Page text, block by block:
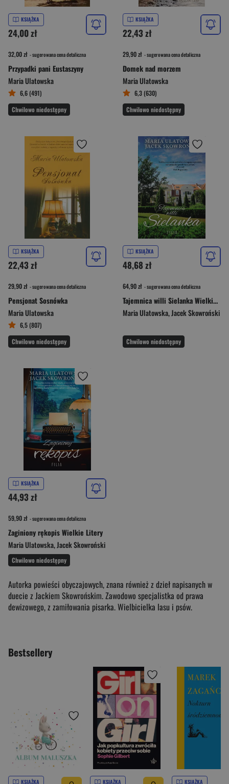
KSIĄŻKA
24,00 zł
32,00 zł - sugerowana cena detaliczna
Przypadki pani Eustaszyny
Maria Ulatowska
6,6 (491)
Chwilowo niedostępny
KSIĄŻKA
22,43 zł
29,90 zł - sugerowana cena detaliczna
Domek nad morzem
Maria Ulatowska
6,3 (630)
Chwilowo niedostępny
KSIĄŻKA
22,43 zł
29,90 zł - sugerowana cena detaliczna
Pensjonat Sosnówka
Maria Ulatowska
6,5 (807)
Chwilowo niedostępny
KSIĄŻKA
48,68 zł
64,90 zł - sugerowana cena detaliczna
Tajemnica willi Sielanka Wielkie Litery
Maria Ulatowska,Jacek Skowroński
Chwilowo niedostępny
KSIĄŻKA
44,93 zł
59,90 zł - sugerowana cena detaliczna
Zaginiony rękopis Wielkie Litery
Maria Ulatowska,Jacek Skowroński
Chwilowo niedostępny
Autorka powieści obyczajowych, znana również z dzieł napisanych w
duecie z Jackiem Skowrońskim. Zawodowo specjalistka od prawa
dewizowego, z zamiłowania pisarka. Wielbicielka lasu i psów.
Bestsellery
KSIĄŻKA KSIĄŻKA KSIĄŻKA